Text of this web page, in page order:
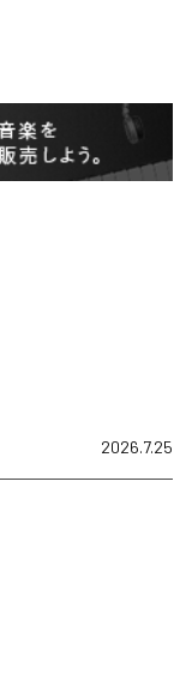
2026.7.25